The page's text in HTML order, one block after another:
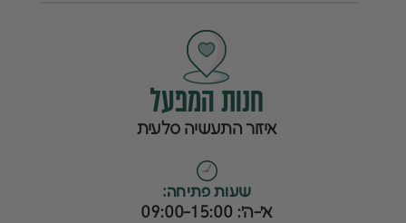
חנות המפעל
איזור התעשיה סלעית
שעות פתיחה:
א׳-ה׳: 09:00-15:00